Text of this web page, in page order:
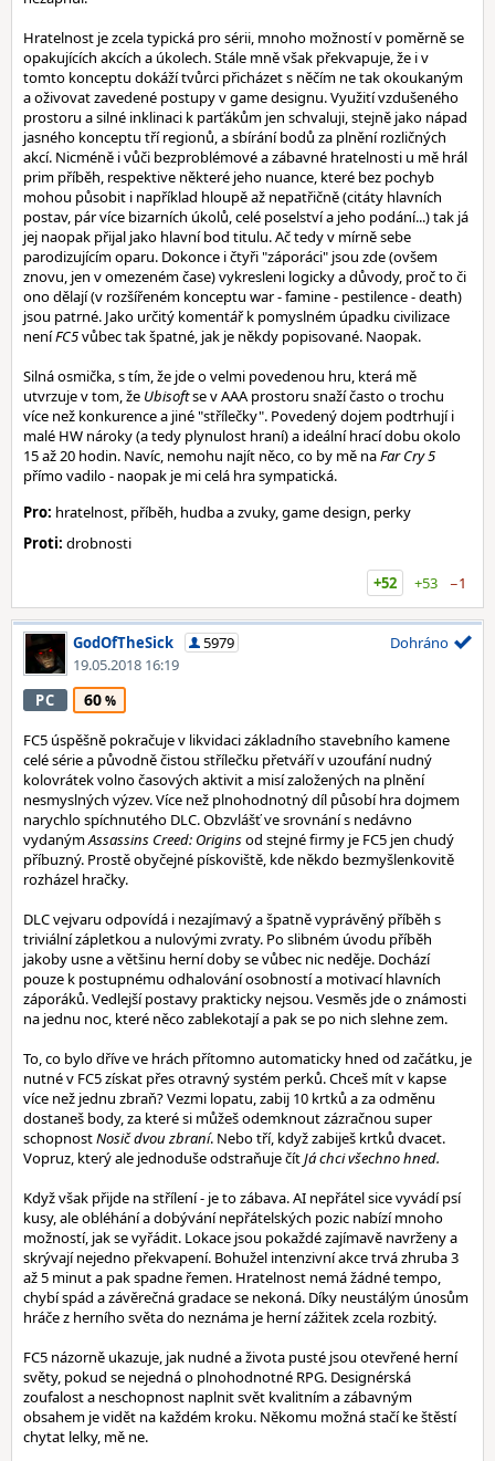
Hratelnost je zcela typická pro sérii, mnoho možností v poměrně se
opakujících akcích a úkolech. Stále mně však překvapuje, že i v
tomto konceptu dokáží tvůrci přicházet s něčím ne tak okoukaným
a oživovat zavedené postupy v game designu. Využití vzdušeného
prostoru a silné inklinaci k parťákům jen schvaluji, stejně jako nápad
jasného konceptu tří regionů, a sbírání bodů za plnění rozličných
akcí. Nicméně i vůči bezproblémové a zábavné hratelnosti u mě hrál
prim příběh, respektive některé jeho nuance, které bez pochyb
mohou působit i například hloupě až nepatřičně (citáty hlavních
postav, pár více bizarních úkolů, celé poselství a jeho podání...) tak já
jej naopak přijal jako hlavní bod titulu. Ač tedy v mírně sebe
parodizujícím oparu. Dokonce i čtyři "záporáci" jsou zde (ovšem
znovu, jen v omezeném čase) vykresleni logicky a důvody, proč to či
ono dělají (v rozšířeném konceptu war - famine - pestilence - death)
jsou patrné. Jako určitý komentář k pomyslném úpadku civilizace
neníFC5vůbec tak špatné, jak je někdy popisované. Naopak.
Silná osmička, s tím, že jde o velmi povedenou hru, která mě
utvrzuje v tom, že Ubisoftse v AAA prostoru snaží často o trochu
více než konkurence a jiné "střílečky". Povedený dojem podtrhují i
malé HW nároky (a tedy plynulost hraní) a ideální hrací dobu okolo
15 až 20 hodin. Navíc, nemohu najít něco, co by mě naFar Cry 5
přímo vadilo - naopak je mi celá hra sympatická.
Pro: hratelnost, příběh, hudba a zvuky, game design, perky
Proti: drobnosti
+52
+53 −1
GodOfTheSick
5979
19.05.2018 16:19
Dohráno
PC 60
FC5 úspěšně pokračuje v likvidaci základního stavebního kamene
celé série a původně čistou střílečku přetváří v uzoufání nudný
kolovrátek volno časových aktivit a misí založených na plnění
nesmyslných výzev. Více než plnohodnotný díl působí hra dojmem
narychlo spíchnutého DLC. Obzvlášť ve srovnání s nedávno
vydanýmAssassins Creed: Originsod stejné firmy je FC5 jen chudý
příbuzný. Prostě obyčejné pískoviště, kde někdo bezmyšlenkovitě
rozházel hračky.
DLC vejvaru odpovídá i nezajímavý a špatně vyprávěný příběh s
triviální zápletkou a nulovými zvraty. Po slibném úvodu příběh
jakoby usne a většinu herní doby se vůbec nic neděje. Dochází
pouze k postupnému odhalování osobností a motivací hlavních
záporáků. Vedlejší postavy prakticky nejsou. Vesměs jde o známosti
na jednu noc, které něco zablekotají a pak se po nich slehne zem.
To, co bylo dříve ve hrách přítomno automaticky hned od začátku, je
nutné v FC5 získat přes otravný systém perků. Chceš mít v kapse
více než jednu zbraň? Vezmi lopatu, zabij 10 krtků a za odměnu
dostaneš body, za které si můžeš odemknout zázračnou super
schopnostNosič dvou zbraní. Nebo tří, když zabiješ krtků dvacet.
Vopruz, který ale jednoduše odstraňuje čítJá chci všechno hned.
Když však přijde na střílení - je to zábava. AI nepřátel sice vyvádí psí
kusy, ale obléhání a dobývání nepřátelských pozic nabízí mnoho
možností, jak se vyřádit. Lokace jsou pokaždé zajímavě navrženy a
skrývají nejedno překvapení. Bohužel intenzivní akce trvá zhruba 3
až 5 minut a pak spadne řemen. Hratelnost nemá žádné tempo,
chybí spád a závěrečná gradace se nekoná. Díky neustálým únosům
hráče z herního světa do neznáma je herní zážitek zcela rozbitý.
FC5 názorně ukazuje, jak nudné a života pusté jsou otevřené herní
světy, pokud se nejedná o plnohodnotné RPG. Designérská
zoufalost a neschopnost naplnit svět kvalitním a zábavným
obsahem je vidět na každém kroku. Někomu možná stačí ke štěstí
chytat lelky, mě ne.